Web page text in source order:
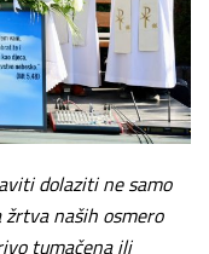
dolaziti ne samo
naših osmero
tumačena ili